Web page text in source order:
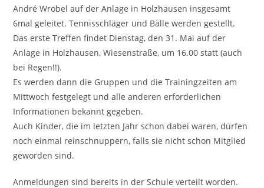
André Wrobel auf der Anlage in Holzhausen insgesamt
6mal geleitet. Tennisschläger und Bälle werden gestellt.
Das erste Treffen findet Dienstag, den 31. Mai auf der
Anlage in Holzhausen, Wiesenstraße, um 16.00 statt (auch
bei Regen!!).
Es werden dann die Gruppen und die Trainingzeiten am
Mittwoch festgelegt und alle anderen erforderlichen
Informationen bekannt gegeben.
Auch Kinder, die im letzten Jahr schon dabei waren, dürfen
noch einmal reinschnuppern, falls sie nicht schon Mitglied
geworden sind.
Anmeldungen sind bereits in der Schule verteilt worden.